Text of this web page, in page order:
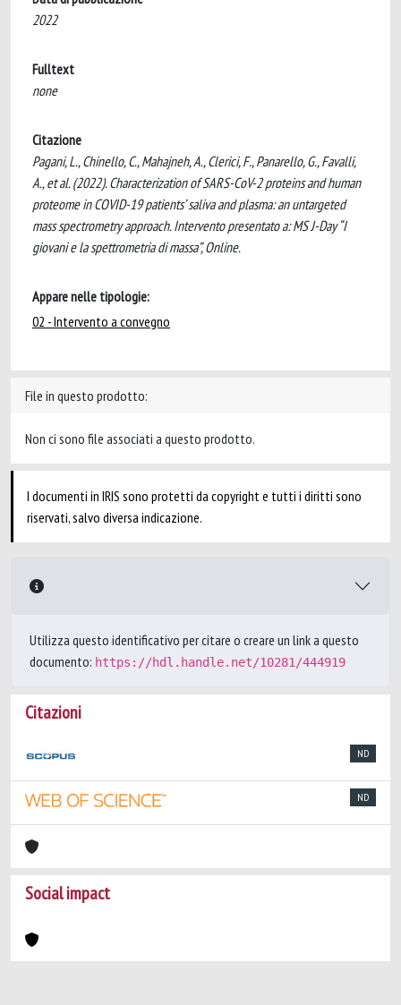
2022
Fulltext
none
Citazione
Pagani, L., Chinello, C., Mahajneh, A., Clerici, F., Panarello, G., Favalli,
A., et al. (2022). Characterization of SARS-CoV-2 proteins and human
proteome in COVID-19 patients’ saliva and plasma: an untargeted
mass spectrometry approach. Intervento presentato a: MS J-Day “I
giovani e la spettrometria di massa”, Online.
Appare nelle tipologie:
02 - Intervento a convegno
File in questo prodotto:
Non ci sono file associati a questo prodotto.
I documenti in IRIS sono protetti da copyright e tutti i diritti sono
riservati, salvo diversa indicazione.
Utilizza questo identificativo per citare o creare un link a questo
documento: https://hdl.handle.net/10281/444919
Citazioni
ND
ND
Social impact